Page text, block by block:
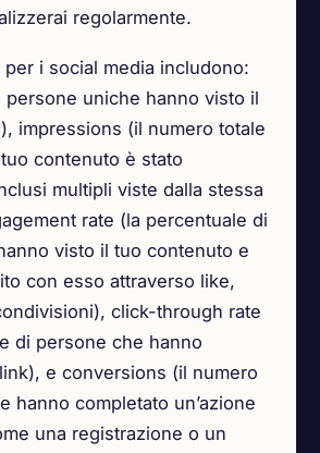
regolarmente.
per i social media includono:
persone uniche hanno visto il
impressions (il numero totale
contenuto è stato
multipli viste dalla stessa
rate (la percentuale di
visto il tuo contenuto e
con esso attraverso like,
click-through rate
di persone che hanno
e conversions (il numero
hanno completato un’azione
una registrazione o un